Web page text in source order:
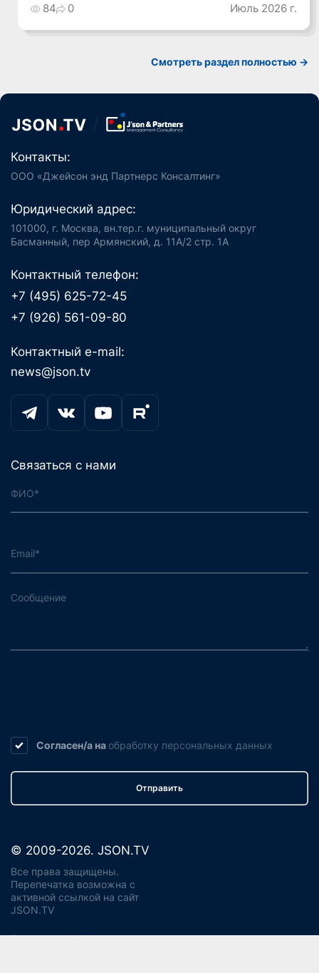
84 0 Июль 2026 г.
Смотреть раздел полностью ->
Контакты:
ООО «Джейсон энд Партнерс Консалтинг»
Юридический адрес:
101000, г. Москва, вн.тер.г. муниципальный округ
Басманный, пер Армянский, д. 11А/2 стр. 1А
Контактный телефон:
+7 (495) 625-72-45
+7 (926) 561-09-80
Контактный e-mail:
news@json.tv
Связаться с нами
Согласен/а на обработку персональных данных
Отправить
© 2009-2026. JSON.TV
Все права защищены.
Перепечатка возможна с
активной ссылкой на сайт
JSON.TV
Политика конфиденциальности